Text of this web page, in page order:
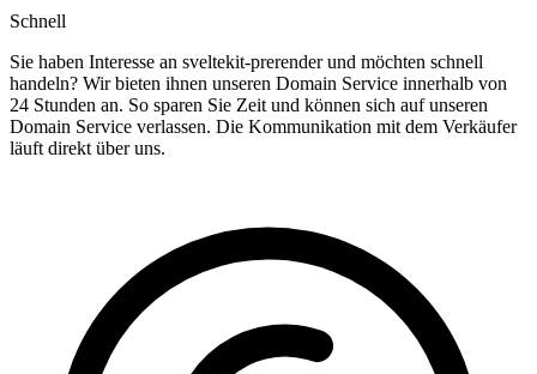
Schnell
Sie haben Interesse an sveltekit-prerender und möchten schnell
handeln? Wir bieten ihnen unseren Domain Service innerhalb von
24 Stunden an. So sparen Sie Zeit und können sich auf unseren
Domain Service verlassen. Die Kommunikation mit dem Verkäufer
läuft direkt über uns.